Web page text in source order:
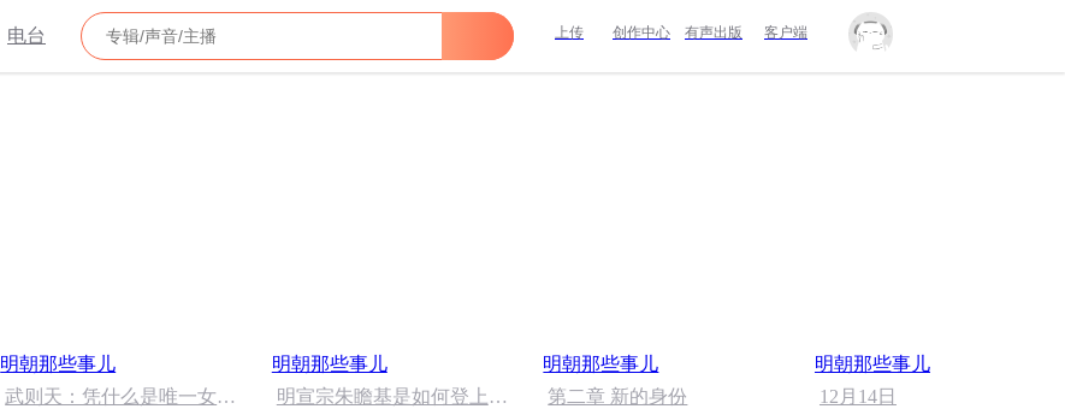
电台 上传 创作中心 有声出版 客户端
明朝那些事儿
武则天：凭什么是唯一女
明朝那些事儿
明宣宗朱瞻基是如何登上皇
明朝那些事儿
第二章 新的身份
明朝那些事儿
12月14日